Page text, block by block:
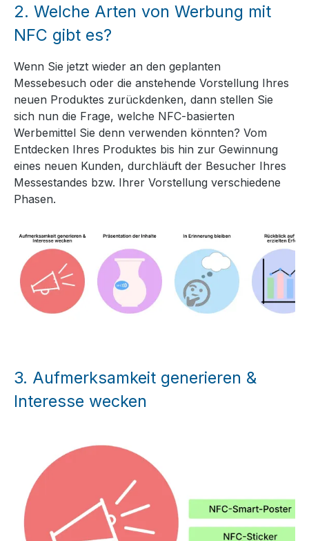
2. Welche Arten von Werbung mit
NFC gibt es?
Wenn Sie jetzt wieder an den geplanten
Messebesuch oder die anstehende Vorstellung Ihres
neuen Produktes zurückdenken, dann stellen Sie
sich nun die Frage, welche NFC-basierten
Werbemittel Sie denn verwenden könnten? Vom
Entdecken Ihres Produktes bis hin zur Gewinnung
eines neuen Kunden, durchläuft der Besucher Ihres
Messestandes bzw. Ihrer Vorstellung verschiedene
Phasen.
3. Aufmerksamkeit generieren &
Interesse wecken